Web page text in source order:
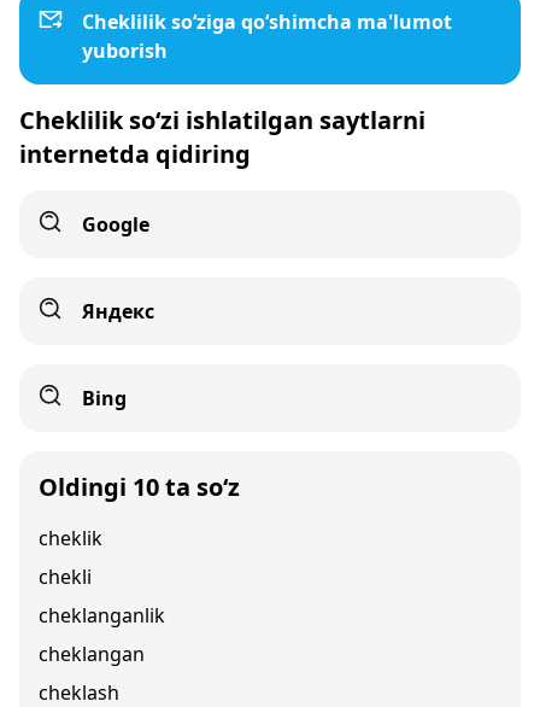
Cheklilik so‘ziga qo‘shimcha ma'lumot
yuborish
Cheklilik so‘zi ishlatilgan saytlarni
internetda qidiring
Google
Яндекс
Bing
Oldingi 10 ta so‘z
cheklik
chekli
cheklanganlik
cheklangan
cheklash